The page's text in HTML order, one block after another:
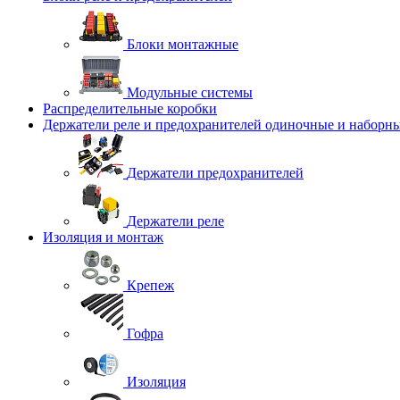
Блоки монтажные
Модульные системы
Распределительные коробки
Держатели реле и предохранителей одиночные и
Держатели предохранителей
Держатели реле
Изоляция и монтаж
Крепеж
Гофра
Изоляция